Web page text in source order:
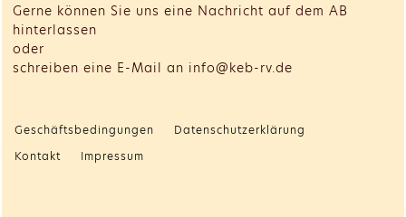
Gerne können Sie uns eine Nachricht auf dem AB
hinterlassen
oder
schreiben eine E-Mail an info@keb-rv.de
Geschäftsbedingungen
Datenschutzerklärung
Kontakt
Impressum